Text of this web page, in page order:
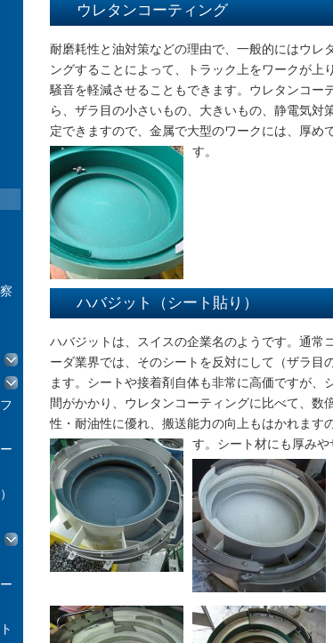
ウレタンコーティング
耐磨耗性と油対策などの理由で、一般的にはウレ
ングすることによって、トラック上をワークが上
騒音を軽減させることもできます。ウレタンコー
ら、ザラ目の小さいもの、大きいもの、静電気
定できますので、金属で大型のワークには、厚め
す。
ハバジット（シート貼り）
ハバジットは、スイスの企業名のようです。通常
ーダ業界では、そのシートを反対にして（ザラ目
ます。シートや接着剤自体も非常に高価ですが
間がかかり、ウレタンコーティングに比べて、
性・耐油性に優れ、搬送能力の向上もはかれます
す。シート材にも厚み